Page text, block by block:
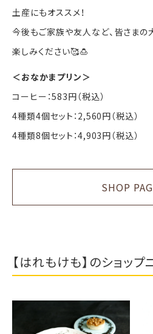
土産にもオススメ！
今後もご家族や友人など、皆さまの
楽しみください🥰🍮
＜おなかまプリン＞
コーヒー：583円（税込）
4種類4個セット：2,560円（税込）
4種類8個セット：4,903円（税込）
SHOP
【はれもけも】のショップ